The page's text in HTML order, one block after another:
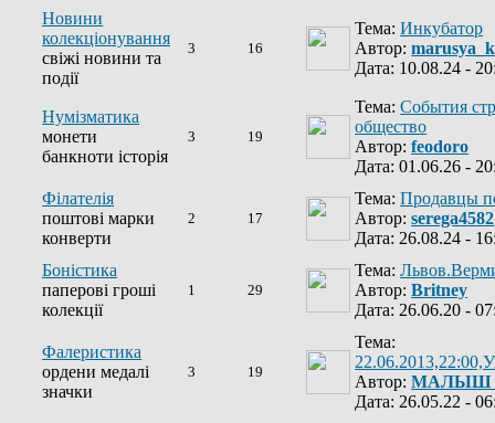
Новини
колекціонування
свіжі новини та
події
3 16
Тема:Инкубатор
Автор:
Дата: 10.08.24 -
Нумізматика
монети
банкноти історія
3 19
Тема:События
общество
Автор:feodoro
Дата: 01.06.26 -
Філателія
поштові марки
конверти
2 17
Тема:Продавцы
Автор:serega4582
Дата: 26.08.24 -
Боністика
паперові гроші
колекції
1 29
Тема:
Автор:Britney
Дата: 26.06.20 -
Фалеристика
ордени медалі
значки
3 19
Тема:
Автор:МАЛЫШ
Дата: 26.05.22 -